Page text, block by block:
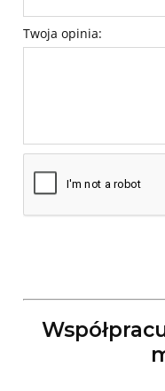
Twoja opinia: